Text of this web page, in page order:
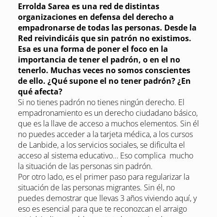
Errolda Sarea es una red de distintas
organizaciones en defensa del derecho a
empadronarse de todas las personas. Desde la
Red reivindicáis que sin patrón no existimos.
Esa es una forma de poner el foco en la
importancia de tener el padrón, o en el no
tenerlo. Muchas veces no somos conscientes
de ello. ¿Qué supone el no tener padrón? ¿En
qué afecta?
Si no tienes padrón no tienes ningún derecho. El
empadronamiento es un derecho ciudadano básico,
que es la llave de acceso a muchos elementos. Sin él
no puedes acceder a la tarjeta médica, a los cursos
de Lanbide, a los servicios sociales, se dificulta el
acceso al sistema educativo… Eso complica mucho
la situación de las personas sin padrón.
Por otro lado, es el primer paso para regularizar la
situación de las personas migrantes. Sin él, no
puedes demostrar que llevas 3 años viviendo aquí, y
eso es esencial para que te reconozcan el arraigo